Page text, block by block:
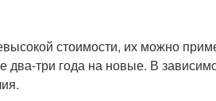
стоимости, их можно
три года на новые. В